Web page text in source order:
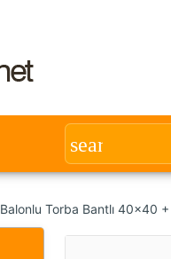
Balonlu Torba Bantlı 40x40